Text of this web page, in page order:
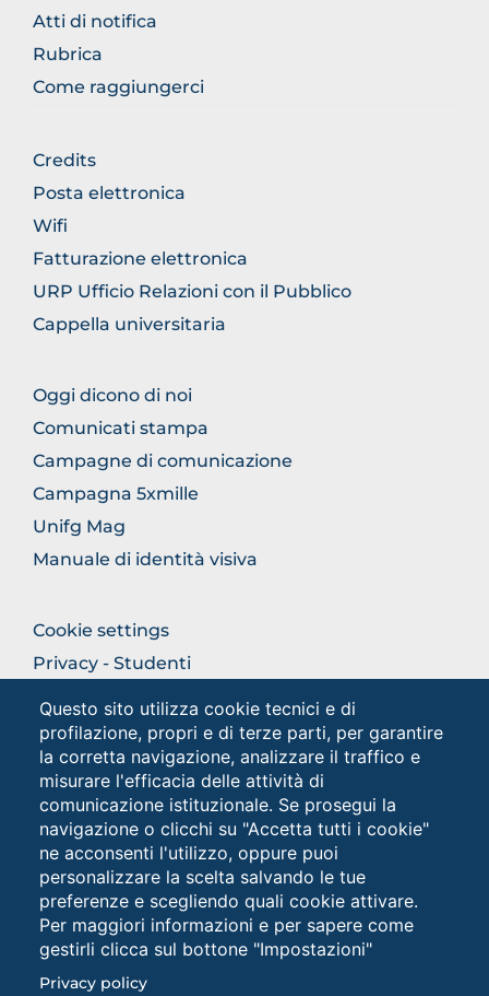
Questo sito utilizza cookie tecnici e di
profilazione, propri e di terze parti, per garantire
la corretta navigazione, analizzare il traffico e
misurare l'efficacia delle attività di
comunicazione istituzionale. Se prosegui la
navigazione o clicchi su "Accetta tutti i cookie"
ne acconsenti l'utilizzo, oppure puoi
personalizzare la scelta salvando le tue
preferenze e scegliendo quali cookie attivare.
Per maggiori informazioni e per sapere come
gestirli clicca sul bottone "Impostazioni"
Privacy policy
Atti di notifica
Rubrica
Come raggiungerci
FOOTER
GENERICO
Credits
Posta elettronica
Wifi
Fatturazione elettronica
URP Ufficio Relazioni con il Pubblico
Cappella universitaria
FOOTER
COMUNICAZIONE
Oggi dicono di noi
Comunicati stampa
Campagne di comunicazione
Campagna 5xmille
Unifg Mag
Manuale di identità visiva
FOOTER
COLONNA
DESTRA
Cookie settings
Privacy - Studenti
Social
Università degli Studi di Foggia • Via A.Gramsci 89/91 •